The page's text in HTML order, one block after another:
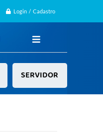
Login / Cadastro
SERVIDOR